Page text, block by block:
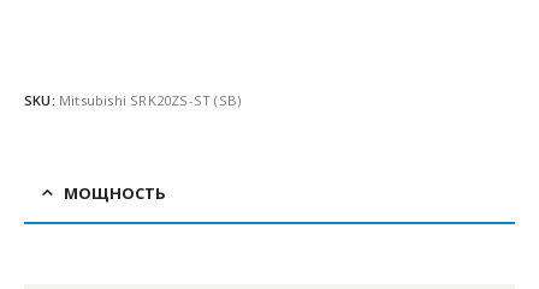
SKU: Mitsubishi SRK20ZS-ST (SB)
МОЩНОСТЬ